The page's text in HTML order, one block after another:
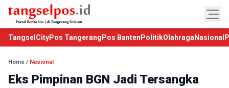
TangselCityPos Tangerang Pos Banten PolitikOlahraga Nasional
Home / Nasional
Eks Pimpinan BGN Jadi Tersangka